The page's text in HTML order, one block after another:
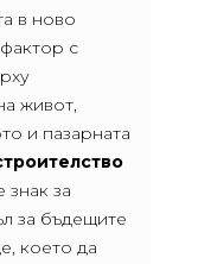
в ново
с
живот,
и пазарната
за
за бъдещите
което да